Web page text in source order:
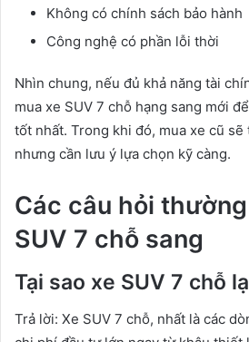
Không có chính sách bảo hành
Công nghệ có phần lỗi thời
Nhìn chung, nếu đủ khả năng tài
mua xe SUV 7 chỗ hạng sang mới
tốt nhất. Trong khi đó, mua xe cũ
nhưng cần lưu ý lựa chọn kỹ càng.
Các câu hỏi
SUV 7 chỗ sang
Tại sao xe SUV 7 chỗ
Trả lời: Xe SUV 7 chỗ, nhất là các